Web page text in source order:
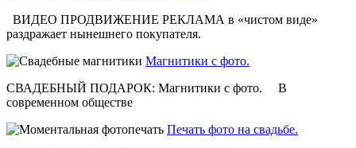
ВИДЕО ПРОДВИЖЕНИЕ РЕКЛАМА в «чистом виде»
раздражает нынешнего покупателя.
Магнитики с фото.
СВАДЕБНЫЙ ПОДАРОК: Магнитики с фото. В
современном обществе
Печать фото на свадьбе.